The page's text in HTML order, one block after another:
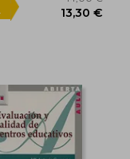
5%
dcto.